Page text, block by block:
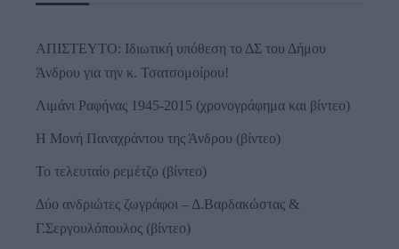
ΑΠΙΣΤΕΥΤΟ: Ιδιωτική υπόθεση το ΔΣ του Δήμου
Άνδρου για την κ. Τσατσομοίρου!
Λιμάνι Ραφήνας 1945-2015 (χρονογράφημα και βίντεο)
Η Μονή Παναχράντου της Άνδρου (βίντεο)
Το τελευταίο ρεμέτζο (βίντεο)
Δύο ανδριώτες ζωγράφοι – Δ.Βαρδακώστας &
Γ.Σεργουλόπουλος (βίντεο)